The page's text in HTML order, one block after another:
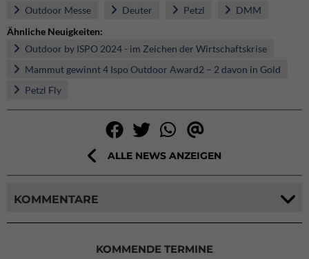
Outdoor Messe
Deuter Petzl
DMM
Ähnliche Neuigkeiten:
Outdoor by ISPO 2024 - im Zeichen der Wirtschaftskrise
Mammut gewinnt 4 Ispo Outdoor Award2 – 2 davon in Gold
Petzl Fly
ALLE NEWS ANZEIGEN
KOMMENTARE
KOMMENDE TERMINE